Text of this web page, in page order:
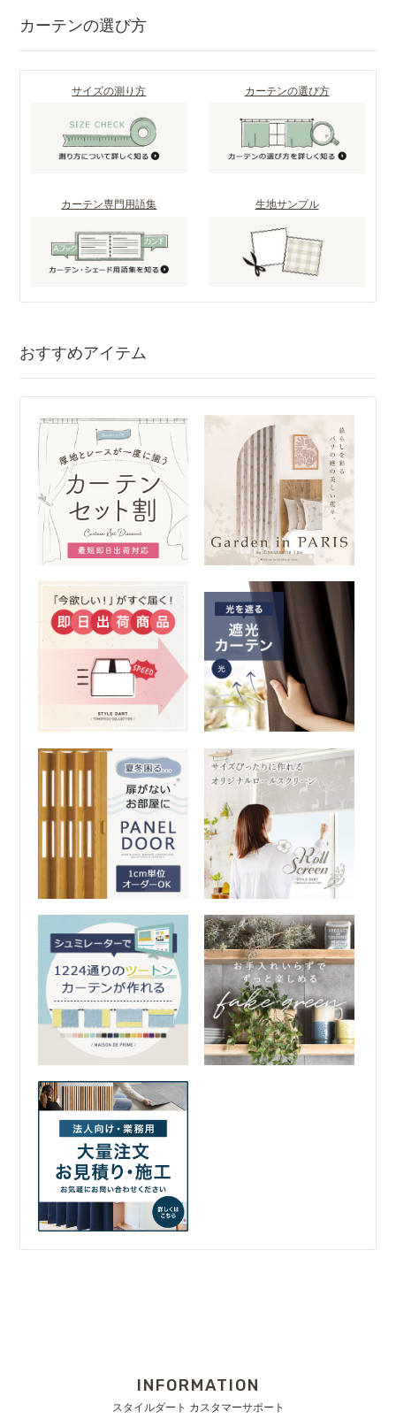
カーテンの選び方
サイズの測り方 カーテンの選び方
カーテン専門用語集 生地サンプル
おすすめアイテム
INFORMATION
スタイルダート カスタマーサポート